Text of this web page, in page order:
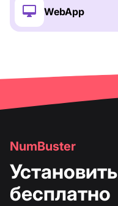
WebApp
NumBuster
Установить
бесплатно